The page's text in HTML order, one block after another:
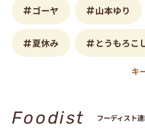
ゴーヤ 山本ゆり
夏休み とうもろこ
キ
Foodist フーディスト